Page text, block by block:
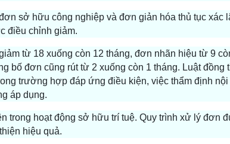
sở hữu công nghiệp và đơn giản hóa thủ tục xác
điều chỉnh giảm.
từ 18 xuống còn 12 tháng, đơn nhãn hiệu từ 9
bố đơn cũng rút từ 2 xuống còn 1 tháng. Luật đồng
trường hợp đáp ứng điều kiện, việc thẩm định nội
áp dụng.
trong hoạt động sở hữu trí tuệ. Quy trình xử lý đơn
hiệu quả.